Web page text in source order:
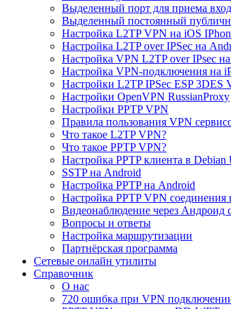
Выделенный порт для приема
Выделенный постоянный
Настройка L2TP VPN на iOS
Настройка L2TP over IPSec на
Настройка VPN L2TP over IPsec
Настройка VPN-подключения на
Настройки L2TP IPSec ESP 3DES
Настройки OpenVPN RussianProxy
Настройки PPTP VPN
Правила пользования VPN
Что такое L2TP VPN?
Что такое PPTP VPN?
Настройка PPTP клиента в Debian
SSTP на Android
Настройка PPTP на Android
Настройка PPTP VPN соединения
Видеонаблюдение через Андроид
Вопросы и ответы
Настройка маршрутизации
Партнёрская программа
Сетевые онлайн утилиты
Справочник
О нас
720 ошибка при VPN